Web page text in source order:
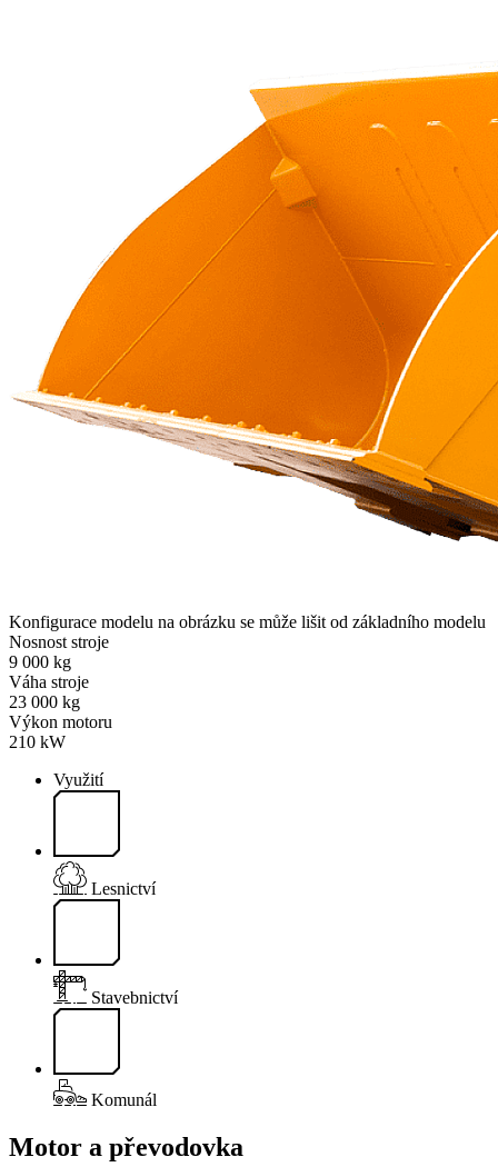
Konfigurace modelu na obrázku se může lišit od základního modelu
Nosnost stroje
9 000 kg
Váha stroje
23 000 kg
Výkon motoru
210 kW
Využití
Lesnictví
Stavebnictví
Komunál
Motor a převodovka